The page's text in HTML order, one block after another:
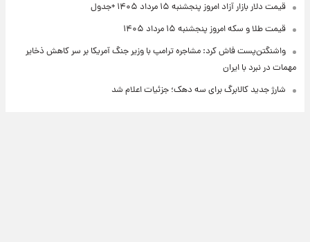
قیمت دلار بازار آزاد امروز پنجشنبه ۱۵ مرداد ۱۴۰۵ +جدول
قیمت طلا و سکه امروز پنجشنبه ۱۵ مرداد ۱۴۰۵
واشنگتن‌پست فاش کرد: مشاجره ترامپ با وزیر جنگ آمریکا بر سر کاهش ذخایر
مهمات در نبرد با ایران
شارژ جدید کالابرگ برای سه دهک؛ جزئیات اعلام شد